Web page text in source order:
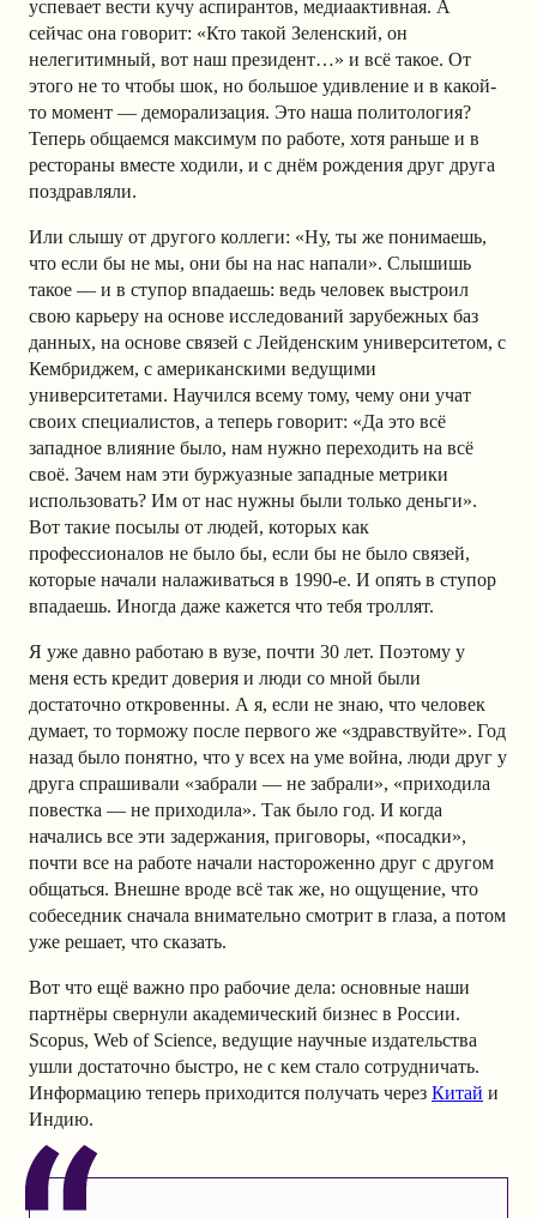
успевает вести кучу аспирантов, медиаактивная. А
сейчас она говорит: «Кто такой Зеленский, он
нелегитимный, вот наш президент…» и всё такое. От
этого не то чтобы шок, но большое удивление и в какой-
то момент — деморализация. Это наша политология?
Теперь общаемся максимум по работе, хотя раньше и в
рестораны вместе ходили, и с днём рождения друг друга
поздравляли.
Или слышу от другого коллеги: «Ну, ты же понимаешь,
что если бы не мы, они бы на нас напали». Слышишь
такое — и в ступор впадаешь: ведь человек выстроил
свою карьеру на основе исследований зарубежных баз
данных, на основе связей с Лейденским университетом, с
Кембриджем, с американскими ведущими
университетами. Научился всему тому, чему они учат
своих специалистов, а теперь говорит: «Да это всё
западное влияние было, нам нужно переходить на всё
своё. Зачем нам эти буржуазные западные метрики
использовать? Им от нас нужны были только деньги».
Вот такие посылы от людей, которых как
профессионалов не было бы, если бы не было связей,
которые начали налаживаться в 1990-е. И опять в ступор
впадаешь. Иногда даже кажется что тебя троллят.
Я уже давно работаю в вузе, почти 30 лет. Поэтому у
меня есть кредит доверия и люди со мной были
достаточно откровенны. А я, если не знаю, что человек
думает, то торможу после первого же «здравствуйте». Год
назад было понятно, что у всех на уме война, люди друг у
друга спрашивали «забрали — не забрали», «приходила
повестка — не приходила». Так было год. И когда
начались все эти задержания, приговоры, «посадки»,
почти все на работе начали настороженно друг с другом
общаться. Внешне вроде всё так же, но ощущение, что
собеседник сначала внимательно смотрит в глаза, а потом
уже решает, что сказать.
Вот что ещё важно про рабочие дела: основные наши
партнёры свернули академический бизнес в России.
Scopus, Web of Science, ведущие научные издательства
ушли достаточно быстро, не с кем стало сотрудничать.
Информацию теперь приходится получать через Китай и
Индию.